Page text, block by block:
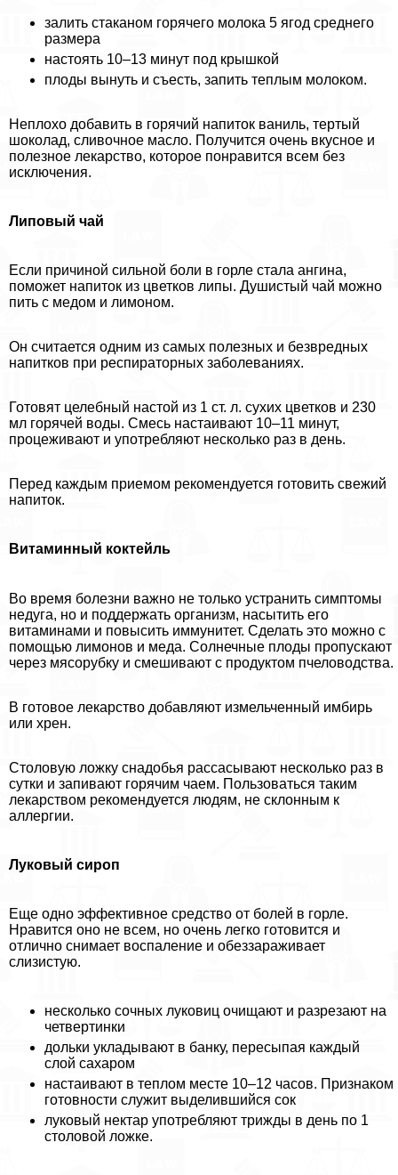
залить стаканом горячего молока 5 ягод среднего
размера
настоять 10–13 минут под крышкой
плоды вынуть и съесть, запить теплым молоком.
Неплохо добавить в горячий напиток ваниль, тертый
шоколад, сливочное масло. Получится очень вкусное и
полезное лекарство, которое понравится всем без
исключения.
Липовый чай
Если причиной сильной боли в горле стала ангина,
поможет напиток из цветков липы. Душистый чай можно
пить с медом и лимоном.
Он считается одним из самых полезных и безвредных
напитков при респираторных заболеваниях.
Готовят целебный настой из 1 ст. л. сухих цветков и 230
мл горячей воды. Смесь настаивают 10–11 минут,
процеживают и употрeбляют несколько раз в день.
Перед каждым приемом рекомендуется готовить свежий
напиток.
Витаминный коктейль
Во время болезни важно не только устранить симптомы
недуга, но и поддержать организм, насытить его
витаминами и повысить иммунитет. Сделать это можно с
помощью лимонов и меда. Солнечные плоды пропускают
через мясорубку и смешивают с продуктом пчеловодства.
В готовое лекарство добавляют измельченный имбирь
или хрен.
Столовую ложку снадобья рассасывают несколько раз в
сутки и запивают горячим чаем. Пользоваться таким
лекарством рекомендуется людям, не склонным к
аллергии.
Луковый сироп
Еще одно эффективное средство от болей в горле.
Нравится оно не всем, но очень легко готовится и
отлично снимает воспаление и обеззараживает
слизистую.
несколько сочных луковиц очищают и разрезают на
четвертинки
дольки укладывают в банку, пересыпая каждый
слой сахаром
настаивают в теплом месте 10–12 часов. Признаком
готовности служит выделившийся сок
луковый нектар употрeбляют трижды в день по 1
столовой ложке.